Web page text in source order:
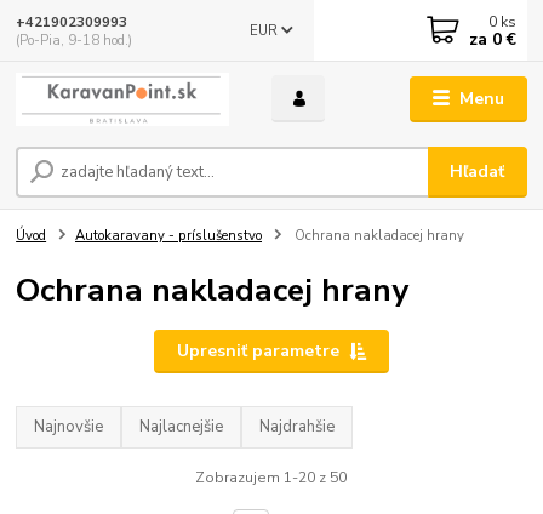
Menu
EUR
Hľadať
+421902309993
(Po-Pia, 9-18 hod.)
0 ks
za 0 €
Úvod Autokaravany - príslušenstvo Ochrana nakladacej hrany
Ochrana nakladacej hrany
Upresniť parametre
Najnovšie Najlacnejšie Najdrahšie
Zobrazujem 1-20 z 50